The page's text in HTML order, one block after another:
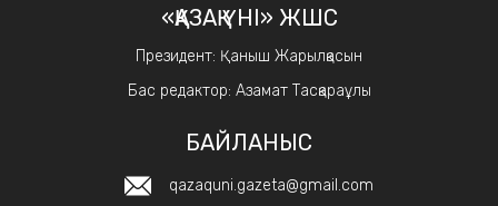
«ҚАЗАҚ ҮНІ» ЖШС
Президент: Қаныш Жарылқасын
Бас редактор: Азамат Тасқараұлы
БАЙЛАНЫС
qazaquni.gazeta@gmail.com